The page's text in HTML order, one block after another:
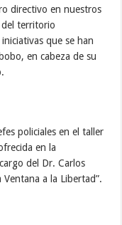
directivo en nuestros
del territorio
que se han
en cabeza de su
policiales en el taller
en la
del Dr. Carlos
a la Libertad”.